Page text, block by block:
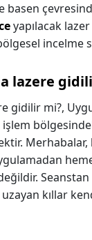
basen
yapılacak
incelme
lazere
gidilir mi?,
işlem
Merhabalar,
kıllar